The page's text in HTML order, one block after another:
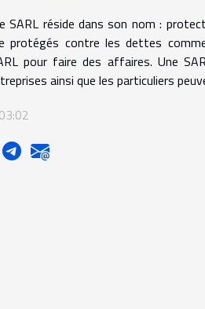
SARL réside dans son nom :
protégés contre les dettes
pour faire des affaires. Une
ainsi que les particuliers